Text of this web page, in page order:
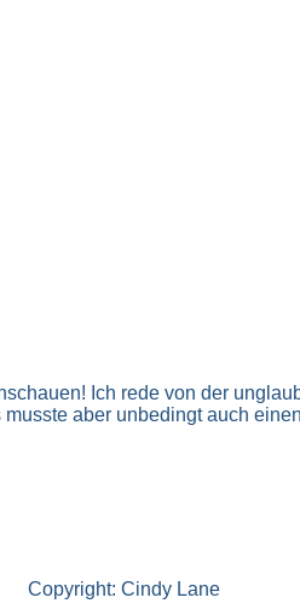
Ich rede von der
aber unbedingt auch
Copyright: Cindy Lane